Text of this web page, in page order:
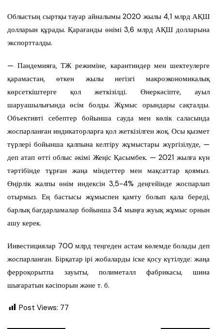
Облыстың сыртқы тауар айналымы 2020 жылы 4,1 млрд АҚШ
долларын құрады. Қарағанды өнімі 3,6 млрд АҚШ долларына
экспортталды.
— Пандемияға, ТЖ режиміне, карантиндер мен шектеулерге
қарамастан, өткен жылы негізгі макроэкономикалық
көрсеткіштерге қол жеткізілді. Өнеркәсіпте, ауыл
шаруашылығында өсім болды. Жұмыс орындары сақталды.
Объективті себептер бойынша сауда мен көлік саласында
жоспарланған индикаторларға қол жеткізілген жоқ. Осы қызмет
түрлері бойынша қалпына келтіру жұмыстары жүргізілуде, —
деп атап өтті облыс әкімі Жеңіс Қасымбек. — 2021 жылға күн
тәртібінде тұрған жаңа міндеттер мен мақсаттар қоямыз.
Өңірлік жалпы өнім индексін 3,5-4% деңгейінде жоспарлап
отырмыз. Ең бастысы жұмыспен қамту болып қала береді,
барлық бағдарламалар бойынша 34 мыңға жуық жұмыс орнын
ашу керек.
Инвестициялар 700 млрд теңгеден астам көлемде болады деп
жоспарланған. Бірқатар ірі жобаларды іске қосу күтілуде: жаңа
ферроқорытпа зауыты, полиметалл фабрикасы, шина
шығаратын кәсіпорын және т. б.
Post Views: 77